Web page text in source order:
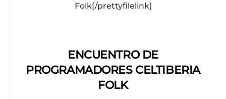
Folk[/prettyfilelink]
ENCUENTRO DE
PROGRAMADORESCELTIBERIA
FOLK